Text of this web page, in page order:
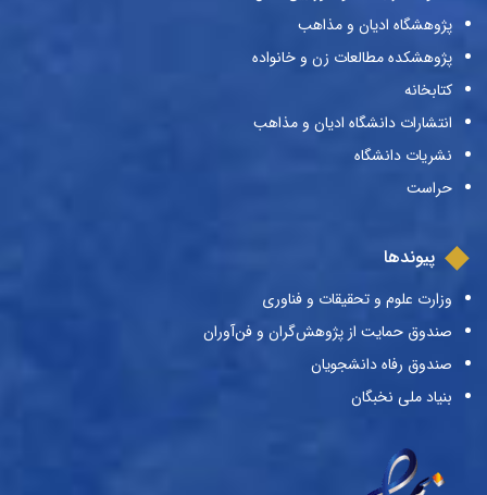
پژوهشگاه ادیان و مذاهب
پژوهشکده مطالعات زن و خانواده
کتابخانه
انتشارات دانشگاه ادیان و مذاهب
نشریات دانشگاه
حراست
پیوندها
وزارت علوم و تحقیقات و فناوری
صندوق حمایت از پژوهش‌گران و فن‌آوران
صندوق رفاه دانشجویان
بنیاد ملی نخبگان